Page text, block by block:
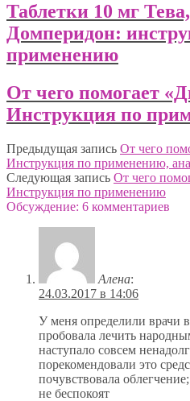
Таблетки 10 мг
Домперидон:
применению
От чего помогает
Инструкция по
Предыдущая запись От чего
Инструкция по применению,
Следующая запись От чего
Инструкция по применению
Обсуждение: 6 комментариев
Алена:
24.03.2017 в 14:06
У меня определили врачи
пробовала лечить
наступало совсем
порекомендовали это
почувствовала
не беспокоят